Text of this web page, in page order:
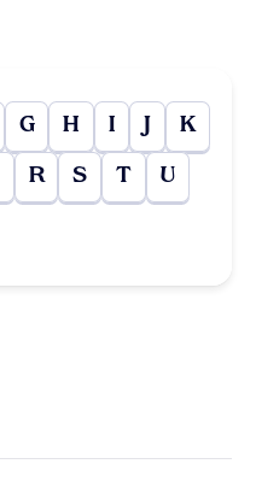
G H I J K
R S T U